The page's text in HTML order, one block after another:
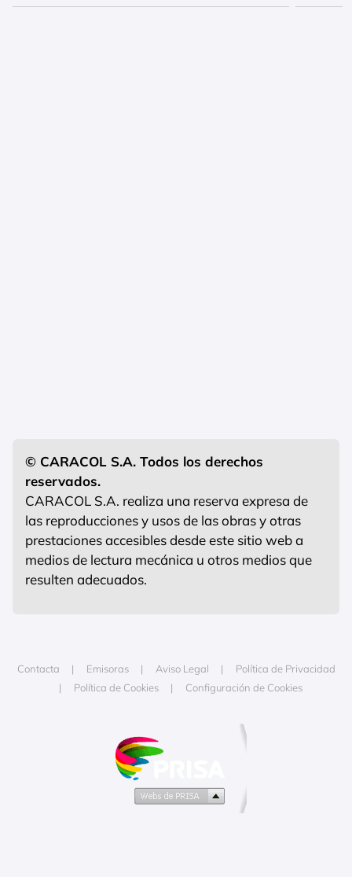
catarsis
© CARACOL S.A. Todos los derechos
reservados.
CARACOL S.A. realiza una reserva expresa de
las reproducciones y usos de las obras y otras
prestaciones accesibles desde este sitio web a
medios de lectura mecánica u otros medios que
resulten adecuados.
Contacta Emisoras Aviso Legal
Política de Privacidad
Política de Cookies
Configuración de Cookies